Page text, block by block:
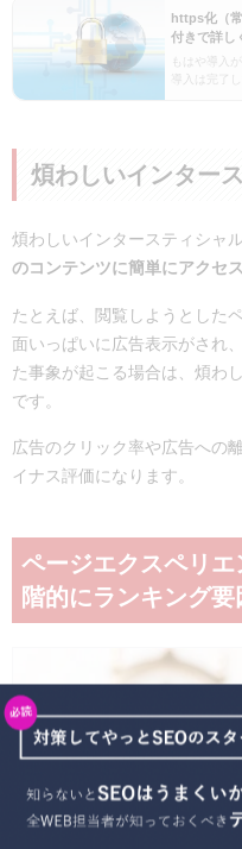
https化（
付きで詳し
もはや導入
導入は完了
煩わしいインター
煩わしいインタースティシャ
のコンテンツに簡単にアクセ
たとえば、閲覧しようとした
面いっぱいに広告表示がされ
た事象が起こる場合は、煩わ
です。
広告のクリック率や広告への
イナス評価になります。
ページエクスペリ
階的にランキング